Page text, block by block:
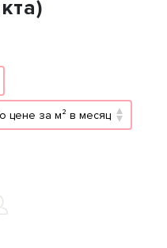
цене за м² в месяц